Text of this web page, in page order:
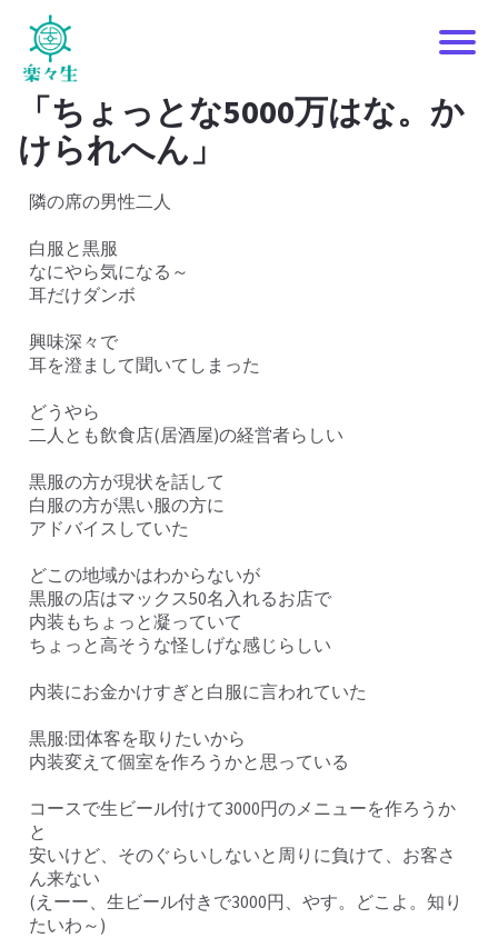
「ちょっとな5000万はな。か
けられへん」
隣の席の男性二人
白服と黒服
なにやら気になる～
耳だけダンボ
興味深々で
耳を澄まして聞いてしまった
どうやら
二人とも飲食店(居酒屋)の経営者らしい
黒服の方が現状を話して
白服の方が黒い服の方に
アドバイスしていた
どこの地域かはわからないが
黒服の店はマックス50名入れるお店で
内装もちょっと凝っていて
ちょっと高そうな怪しげな感じらしい
内装にお金かけすぎと白服に言われていた
黒服:団体客を取りたいから
内装変えて個室を作ろうかと思っている
コースで生ビール付けて3000円のメニューを作ろうか
と
安いけど、そのぐらいしないと周りに負けて、お客さ
ん来ない
(えーー、生ビール付きで3000円、やす。どこよ。知り
たいわ～)